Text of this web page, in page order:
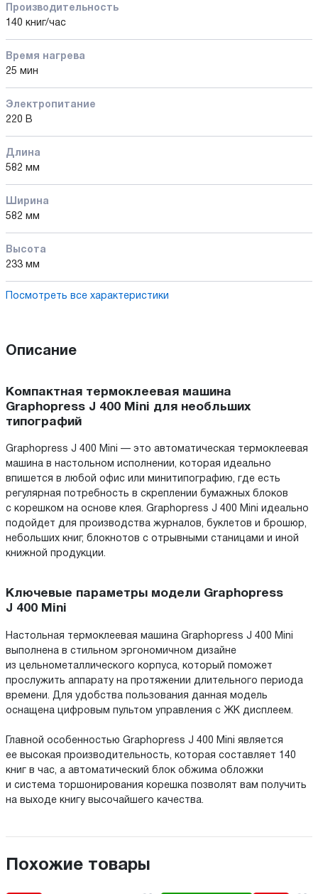
Производительность
140 книг/час
Время нагрева
25 мин
Электропитание
220 В
Длина
582 мм
Ширина
582 мм
Высота
233 мм
Посмотреть все характеристики
Описание
Компактная термоклеевая машина
Graphopress J 400 Mini для необльших
типографий
Graphopress J 400 Mini — это автоматическая термоклеевая
машина в настольном исполнении, которая идеально
впишется в любой офис или минитипографию, где есть
регулярная потребность в скреплении бумажных блоков
с корешком на основе клея. Graphopress J 400 Mini идеально
подойдет для производства журналов, буклетов и брошюр,
небольших книг, блокнотов с отрывными станицами и иной
книжной продукции.
Ключевые параметры модели Graphopress
J 400 Mini
Настольная термоклеевая машина Graphopress J 400 Mini
выполнена в стильном эргономичном дизайне
из цельнометаллического корпуса, который поможет
прослужить аппарату на протяжении длительного периода
времени. Для удобства пользования данная модель
оснащена цифровым пультом управления с ЖК дисплеем.
Главной особенностью Graphopress J 400 Mini является
ее высокая производительность, которая составляет 140
книг в час, а автоматический блок обжима обложки
и система торшонирования корешка позволят вам получить
на выходе книгу высочайшего качества.
Похожие товары